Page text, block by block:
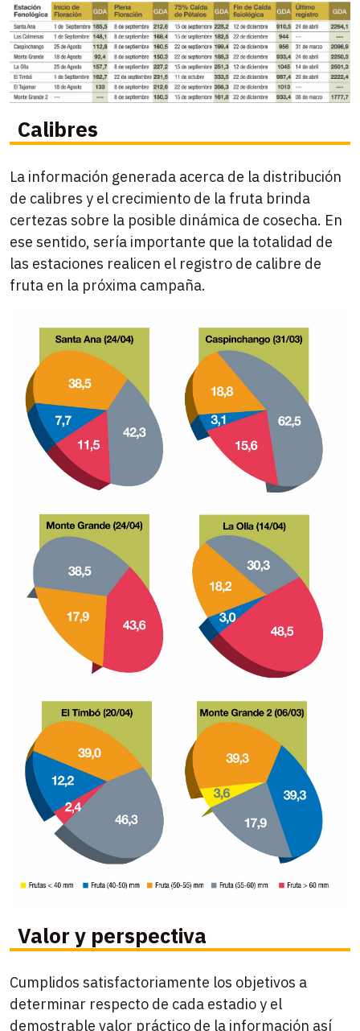
Calibres
La información generada acerca de la distribución
de calibres y el crecimiento de la fruta brinda
certezas sobre la posible dinámica de cosecha. En
ese sentido, sería importante que la totalidad de
las estaciones realicen el registro de calibre de
fruta en la próxima campaña.
Valor y perspectiva
Cumplidos satisfactoriamente los objetivos a
determinar respecto de cada estadio y el
demostrable valor práctico de la información así